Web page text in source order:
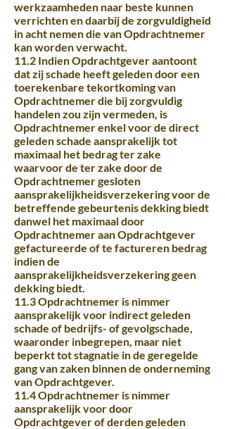
werkzaamheden naar beste kunnen
verrichten en daarbij de zorgvuldigheid
in acht nemen die van Opdrachtnemer
kan worden verwacht.
11.2 Indien Opdrachtgever aantoont
dat zij schade heeft geleden door een
toerekenbare tekortkoming van
Opdrachtnemer die bij zorgvuldig
handelen zou zijn vermeden, is
Opdrachtnemer enkel voor de direct
geleden schade aansprakelijk tot
maximaal het bedrag ter zake
waarvoor de ter zake door de
Opdrachtnemer gesloten
aansprakelijkheidsverzekering voor de
betreffende gebeurtenis dekking biedt
danwel het maximaal door
Opdrachtnemer aan Opdrachtgever
gefactureerde of te factureren bedrag
indien de
aansprakelijkheidsverzekering geen
dekking biedt.
11.3 Opdrachtnemer is nimmer
aansprakelijk voor indirect geleden
schade of bedrijfs- of gevolgschade,
waaronder inbegrepen, maar niet
beperkt tot stagnatie in de geregelde
gang van zaken binnen de onderneming
van Opdrachtgever.
11.4 Opdrachtnemer is nimmer
aansprakelijk voor door
Opdrachtgever of derden geleden